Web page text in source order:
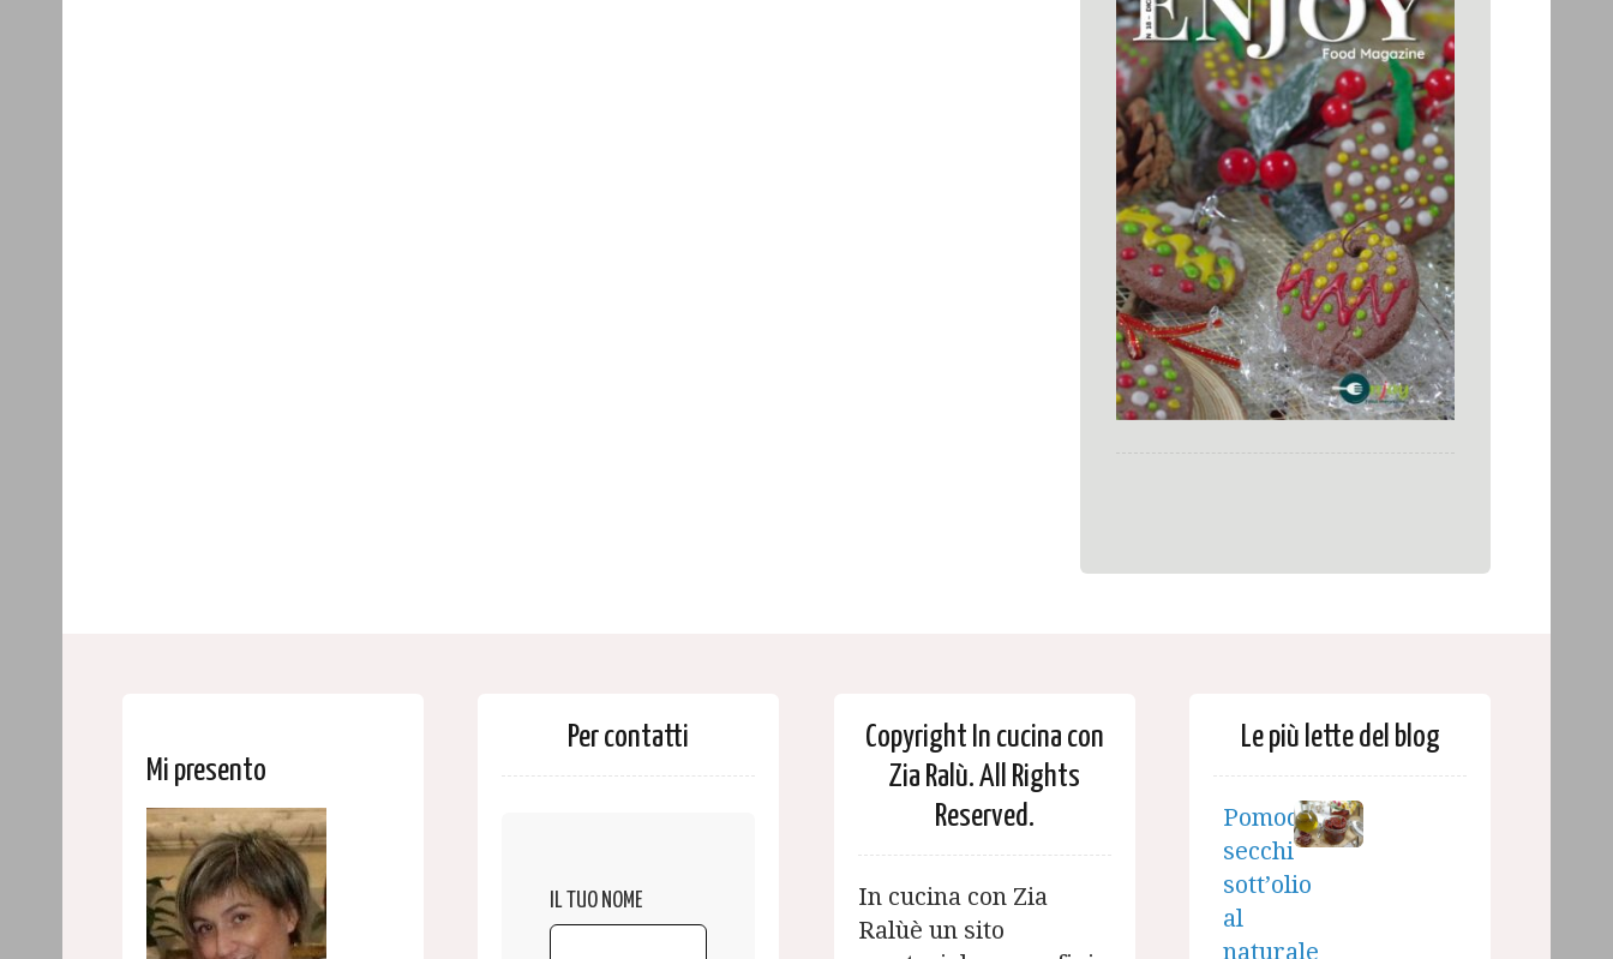
Mi presento
Per contatti
IL TUO NOME
Copyright In cucina con
Zia Ralù. All Rights
Reserved.
In cucina con Zia
Ralùè un sito
Le più lette del blog
Pomodori
secchi
sott’olio
al
naturale